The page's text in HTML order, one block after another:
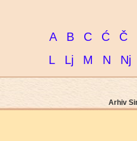
A B C Ć
Č
L
Lj M N Nj
Arhiv